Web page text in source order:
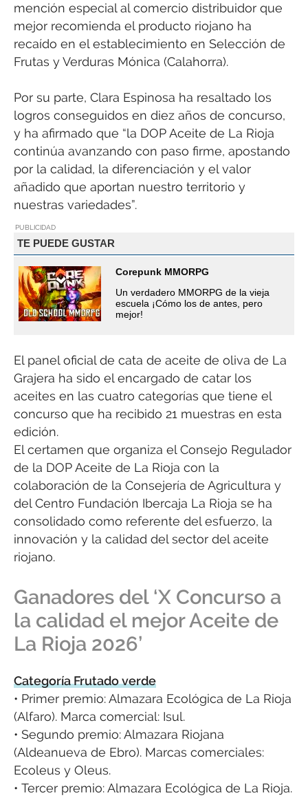
mención especial al comercio distribuidor que
mejor recomienda el producto riojano ha
recaído en el establecimiento en Selección de
Frutas y Verduras Mónica (Calahorra).
Por su parte, Clara Espinosa ha resaltado los
logros conseguidos en diez años de concurso,
y ha afirmado que “la DOP Aceite de La Rioja
continúa avanzando con paso firme, apostando
por la calidad, la diferenciación y el valor
añadido que aportan nuestro territorio y
nuestras variedades”.
PUBLICIDAD
TE PUEDE GUSTAR
Corepunk MMORPG
Un verdadero MMORPG de la vieja
escuela ¡Cómo los de antes, pero
mejor!
El panel oficial de cata de aceite de oliva de La
Grajera ha sido el encargado de catar los
aceites en las cuatro categorías que tiene el
concurso que ha recibido 21 muestras en esta
edición.
El certamen que organiza el Consejo Regulador
de la DOP Aceite de La Rioja con la
colaboración de la Consejería de Agricultura y
del Centro Fundación Ibercaja La Rioja se ha
consolidado como referente del esfuerzo, la
innovación y la calidad del sector del aceite
riojano.
Ganadores del ‘X Concurso a
la calidad el mejor Aceite de
La Rioja 2026’
Categoría Frutado verde
• Primer premio: Almazara Ecológica de La Rioja
(Alfaro). Marca comercial: Isul.
• Segundo premio: Almazara Riojana
(Aldeanueva de Ebro). Marcas comerciales:
Ecoleus y Oleus.
• Tercer premio: Almazara Ecológica de La Rioja.